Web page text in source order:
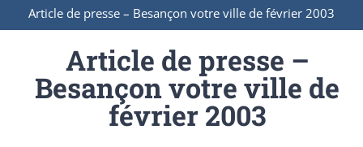
Article de presse – Besançon votre ville de février 2003
Article de presse –
Besançon votre ville de
février 2003